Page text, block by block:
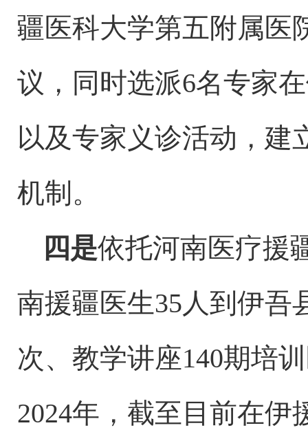
疆医科大学第五附属医
议，同时选派6名专家
以及专家义诊活动，建
机制。
四是依托河南医疗援
南援疆医生35人到伊吾
次、教学讲座140期培
2024年，截至目前在伊